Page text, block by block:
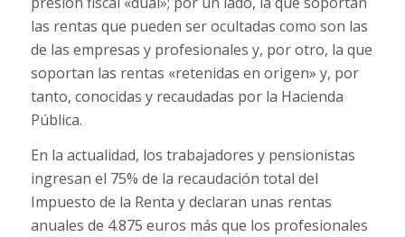
las rentas que pueden ser ocultadas como son las
de las empresas y profesionales y, por otro, la que
soportan las rentas «retenidas en origen» y, por
tanto, conocidas y recaudadas por la Hacienda
Pública.
En la actualidad, los trabajadores y pensionistas
ingresan el 75% de la recaudación total del
Impuesto de la Renta y declaran unas rentas
anuales de 4.875 euros más que los profesionales